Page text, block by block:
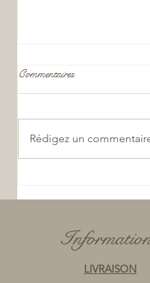
Père Maggotte
Commentaires
Rédigez un
LIVRAISON